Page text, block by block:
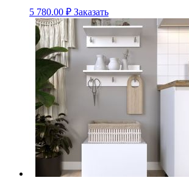
5 780.00 ₽ Заказать